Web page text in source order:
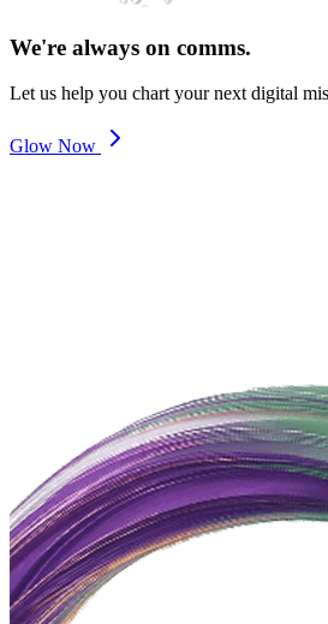
We're always on comms.
Let us help you chart your next digital
Glow Now